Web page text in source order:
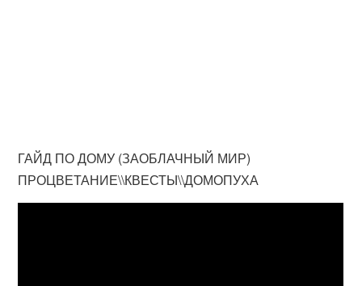
ГАЙД ПО ДОМУ (ЗАОБЛАЧНЫЙ МИР)
ПРОЦВЕТАНИЕ\\КВЕСТЫ\\ДОМОПУХА